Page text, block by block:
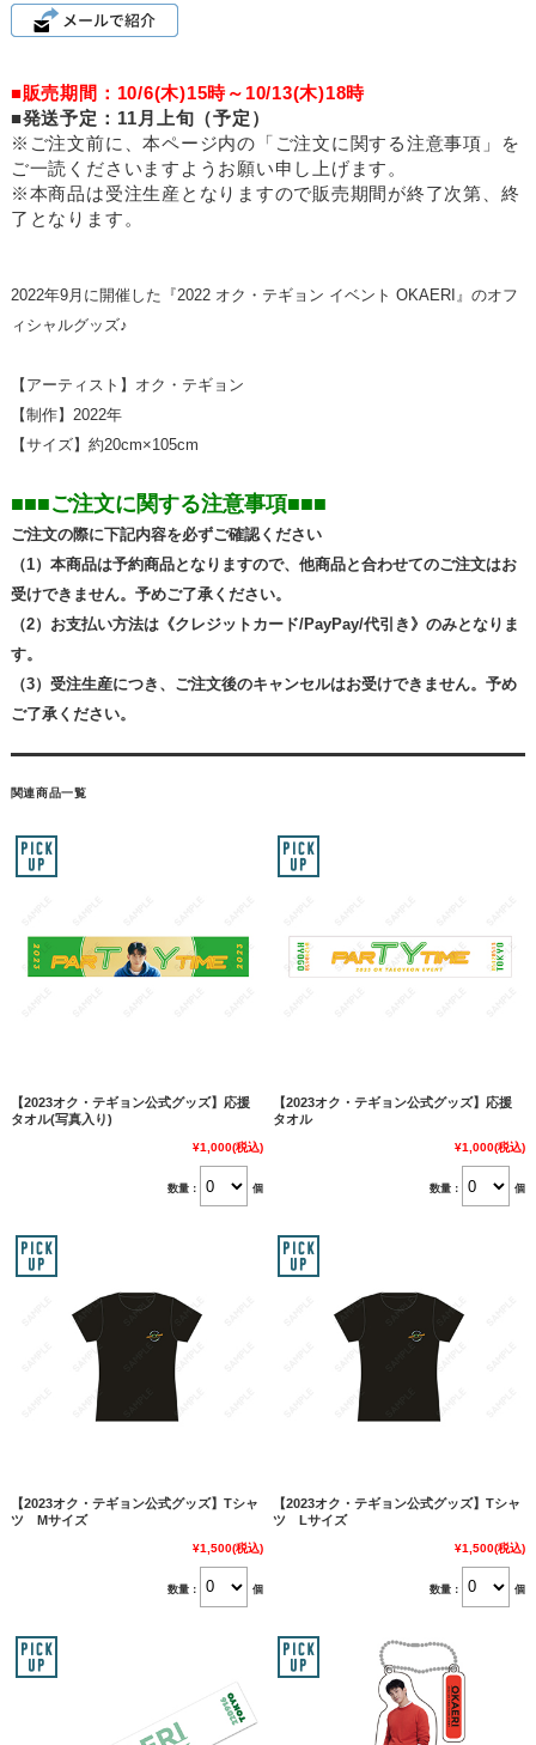
■販売期間：10/6(木)15時～10/13(木)18時
■発送予定：11月上旬（予定）
※ご注文前に、本ページ内の「ご注文に関する注意事項」を
ご一読くださいますようお願い申し上げます。
※本商品は受注生産となりますので販売期間が終了次第、終
了となります。
2022年9月に開催した『2022 オク・テギョン イベント OKAERI』のオフ
ィシャルグッズ♪
【アーティスト】オク・テギョン
【制作】2022年
【サイズ】約20cm×105cm
■■■ご注文に関する注意事項■■■
ご注文の際に下記内容を必ずご確認ください
（1）本商品は予約商品となりますので、他商品と合わせてのご注文はお
受けできません。予めご了承ください。
（2）お支払い方法は《クレジットカード/PayPay/代引き》のみとなりま
す。
（3）受注生産につき、ご注文後のキャンセルはお受けできません。予め
ご了承ください。
関連商品一覧
【2023オク・テギョン公式グッズ】応援
タオル(写真入り)
¥1,000(税込)
数量： 個
【2023オク・テギョン公式グッズ】応援
タオル
¥1,000(税込)
数量： 個
【2023オク・テギョン公式グッズ】Tシャ
ツ Mサイズ
¥1,500(税込)
数量： 個
【2023オク・テギョン公式グッズ】Tシャ
ツ Lサイズ
¥1,500(税込)
数量： 個